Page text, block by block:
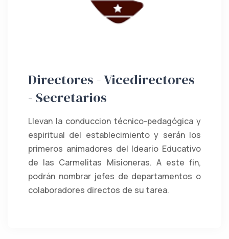
Directores - Vicedirectores
- Secretarios
Llevan la conduccion técnico-pedagógica y
espiritual del establecimiento y serán los
primeros animadores del Ideario Educativo
de las Carmelitas Misioneras. A este fin,
podrán nombrar jefes de departamentos o
colaboradores directos de su tarea.